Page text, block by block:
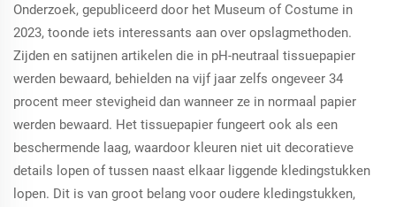
Onderzoek, gepubliceerd door het Museum of Costume in
2023, toonde iets interessants aan over opslagmethoden.
Zijden en satijnen artikelen die in pH-neutraal tissuepapier
werden bewaard, behielden na vijf jaar zelfs ongeveer 34
procent meer stevigheid dan wanneer ze in normaal papier
werden bewaard. Het tissuepapier fungeert ook als een
beschermende laag, waardoor kleuren niet uit decoratieve
details lopen of tussen naast elkaar liggende kledingstukken
lopen. Dit is van groot belang voor oudere kledingstukken,